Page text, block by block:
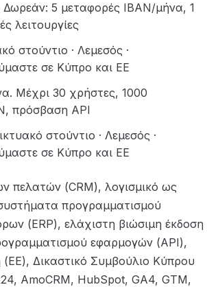
5 μεταφορές IBAN/μήνα, 1
λειτουργίες
στούντιο · Λεμεσός ·
σε Κύπρο και ΕΕ
Μέχρι 30 χρήστες, 1000
πρόσβαση API
στούντιο · Λεμεσός ·
σε Κύπρο και ΕΕ
πελατών (CRM), λογισμικό ως
προγραμματισμού
(ERP), ελάχιστη βιώσιμη έκδοση
εφαρμογών (API),
Δικαστικό Συμβούλιο Κύπρου
AmoCRM, HubSpot, GA4, GTM,